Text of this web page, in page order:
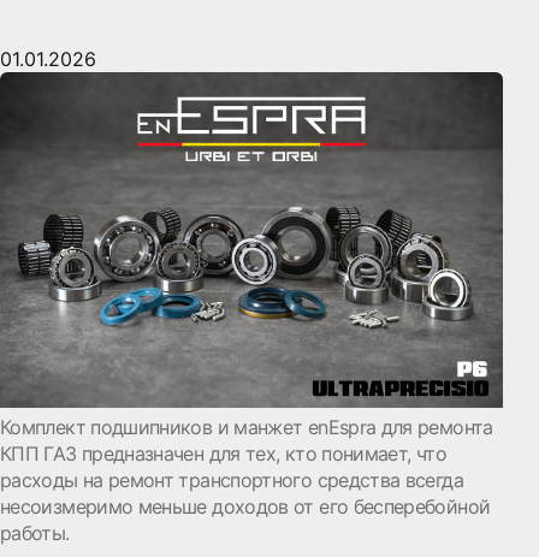
01.01.2026
Комплект подшипников и манжет enEspra для ремонта
КПП ГАЗ предназначен для тех, кто понимает, что
расходы на ремонт транспортного средства всегда
несоизмеримо меньше доходов от его бесперебойной
работы.